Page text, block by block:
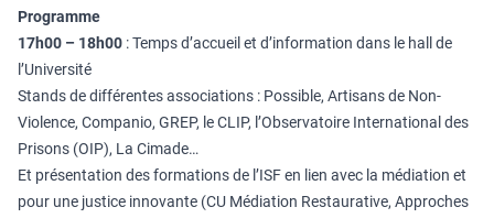
Programme
17h00 – 18h00 : Temps d’accueil et d’information dans le hall de
l’Université
Stands de différentes associations : Possible, Artisans de Non-
Violence, Companio, GREP, le CLIP, l’Observatoire International des
Prisons (OIP), La Cimade…
Et présentation des formations de l’ISF en lien avec la médiation et
pour une justice innovante (CU Médiation Restaurative, Approches